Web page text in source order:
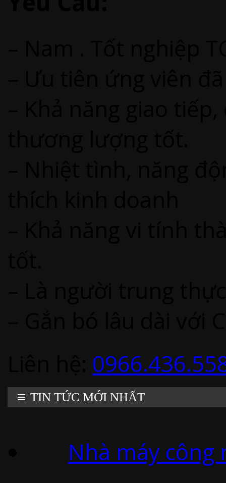
TIN TỨC MỚI NHẤT
Nhà máy công